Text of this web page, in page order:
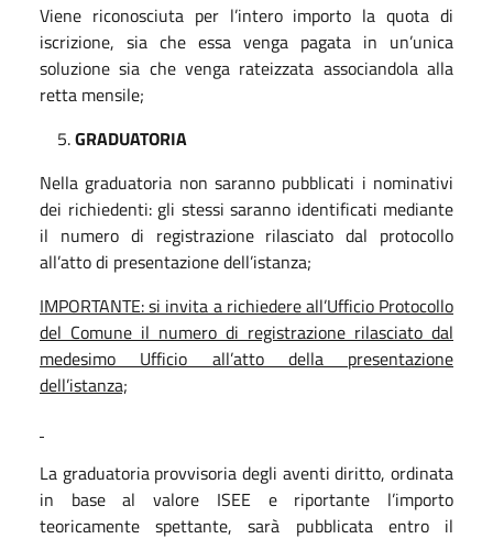
Viene riconosciuta per l’intero importo la quota di
iscrizione, sia che essa venga pagata in un’unica
soluzione sia che venga rateizzata associandola alla
retta mensile;
GRADUATORIA
Nella graduatoria non saranno pubblicati i nominativi
dei richiedenti: gli stessi saranno identificati mediante
il numero di registrazione rilasciato dal protocollo
all’atto di presentazione dell’istanza;
IMPORTANTE: si invita a richiedere all’Ufficio Protocollo
del Comune il numero di registrazione rilasciato dal
medesimo Ufficio all’atto della presentazione
dell’istanza;
La graduatoria provvisoria degli aventi diritto, ordinata
in base al valore ISEE e riportante l’importo
teoricamente spettante, sarà pubblicata entro il